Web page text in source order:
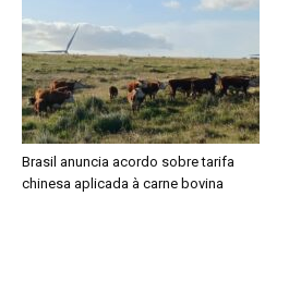
Brasil anuncia acordo sobre tarifa
chinesa aplicada à carne bovina